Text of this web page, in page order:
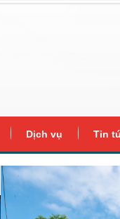
Dịch vụ Tin